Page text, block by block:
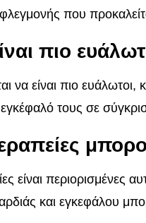
που
πιο
να είναι πιο
τους σε
είναι περιορισμένες
και εγκεφάλου